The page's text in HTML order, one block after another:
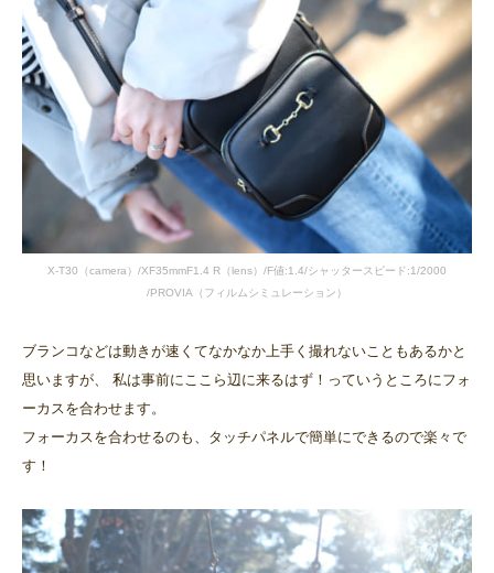
X-T30（camera）/XF35mmF1.4 R（lens）/F値:1.4/シャッタースピード:1/2000
/PROVIA（フィルムシミュレーション）
ブランコなどは動きが速くてなかなか上手く撮れないこともあるかと
思いますが、 私は事前にここら辺に来るはず！っていうところにフォ
ーカスを合わせます。
フォーカスを合わせるのも、タッチパネルで簡単にできるので楽々で
す！